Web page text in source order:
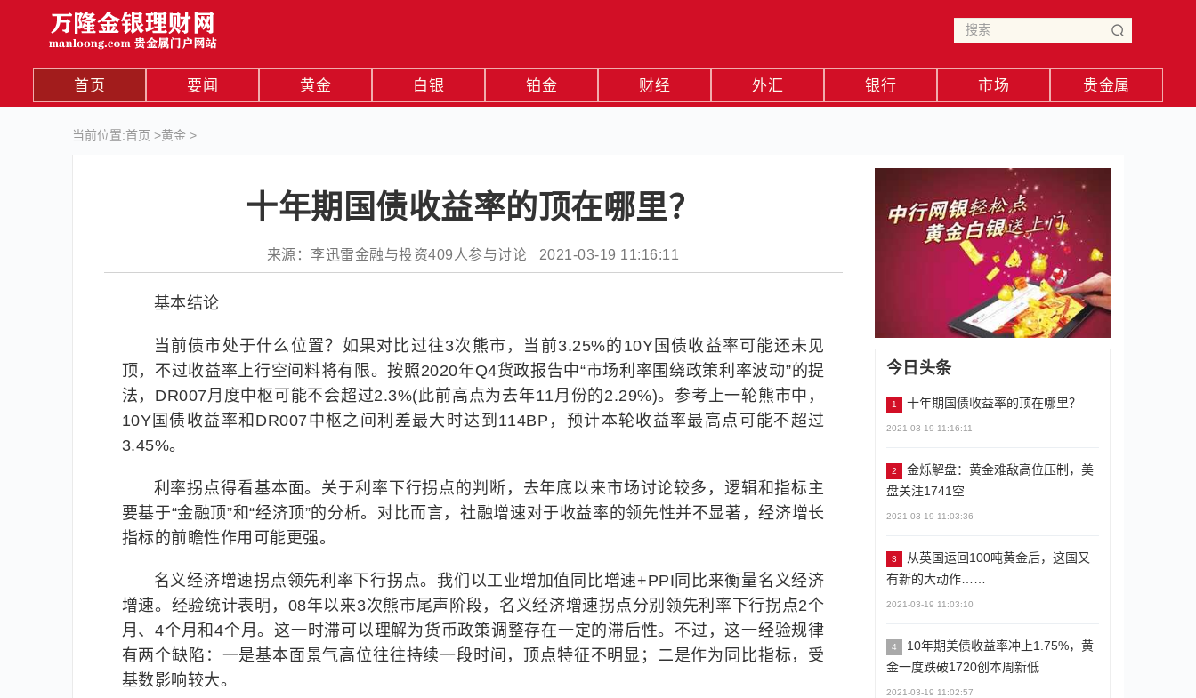
首页 要闻 黄金 白银 铂金 财经 外汇 银行 市场 贵金属
当前位置:首页 >黄金>
十年期国债收益率的顶在哪里？
来源：李迅雷金融与投资409人参与讨论 2021-03-19 11:16:11
基本结论
当前债市处于什么位置？如果对比过往3次熊市，当前3.25%的10Y国债收益率可能还未见
顶，不过收益率上行空间料将有限。按照2020年Q4货政报告中“市场利率围绕政策利率波动”的提
法，DR007月度中枢可能不会超过2.3%(此前高点为去年11月份的2.29%)。参考上一轮熊市中，
10Y国债收益率和DR007中枢之间利差最大时达到114BP，预计本轮收益率最高点可能不超过
3.45%。
利率拐点得看基本面。关于利率下行拐点的判断，去年底以来市场讨论较多，逻辑和指标主
要基于“金融顶”和“经济顶”的分析。对比而言，社融增速对于收益率的领先性并不显著，经济增长
指标的前瞻性作用可能更强。
名义经济增速拐点领先利率下行拐点。我们以工业增加值同比增速+PPI同比来衡量名义经济
增速。经验统计表明，08年以来3次熊市尾声阶段，名义经济增速拐点分别领先利率下行拐点2个
月、4个月和4个月。这一时滞可以理解为货币政策调整存在一定的滞后性。不过，这一经验规律
有两个缺陷：一是基本面景气高位往往持续一段时间，顶点特征不明显；二是作为同比指标，受
基数影响较大。
今日头条
1 十年期国债收益率的顶在哪里？
2021-03-19 11:16:11
2
金烁解盘：黄金难敌高位压制，美
盘关注1741空
2021-03-19 11:03:36
3
从英国运回100吨黄金后，这国又
有新的大动作……
2021-03-19 11:03:10
4
10年期美债收益率冲上1.75%，黄
金一度跌破1720创本周新低
2021-03-19 11:02:57